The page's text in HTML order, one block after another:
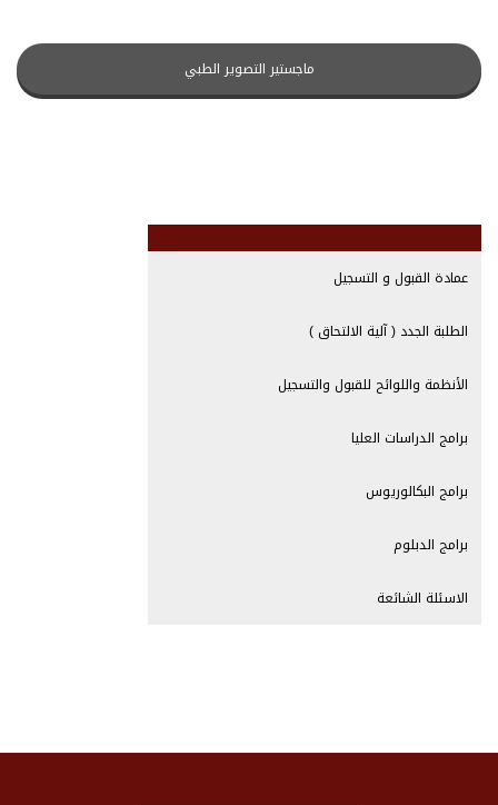
ماجستير التصوير الطبي
عمادة القبول و التسجيل
الطلبة الجدد ( آلية الالتحاق )
الأنظمة واللوائح للقبول والتسجيل
برامج الدراسات العليا
برامج البكالوريوس
برامج الدبلوم
الاسئلة الشائعة